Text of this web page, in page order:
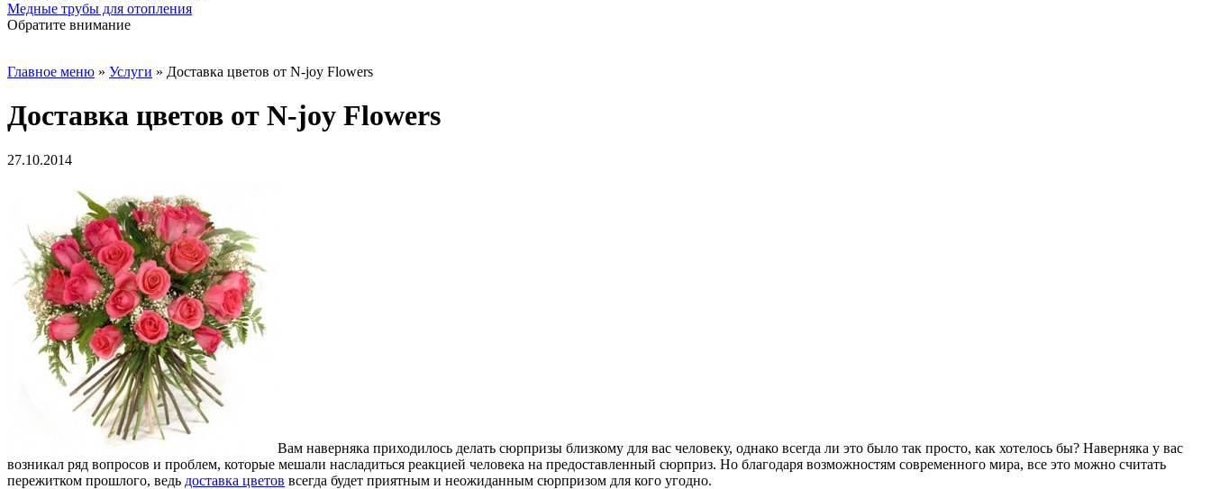
Медные трубы для отопления
Обратите внимание
Главное меню » Услуги » Доставка цветов от N-joy Flowers
Доставка цветов от N-joy Flowers
27.10.2014
Вам наверняка приходилось делать сюрпризы близкому для вас человеку, однако всегда ли это было так просто, как хотелось бы? Наверняка у вас
возникал ряд вопросов и проблем, которые мешали насладиться реакцией человека на предоставленный сюрприз. Но благодаря возможностям современного мира, все это можно считать
пережитком прошлого, ведь доставка цветов всегда будет приятным и неожиданным сюрпризом для кого угодно.